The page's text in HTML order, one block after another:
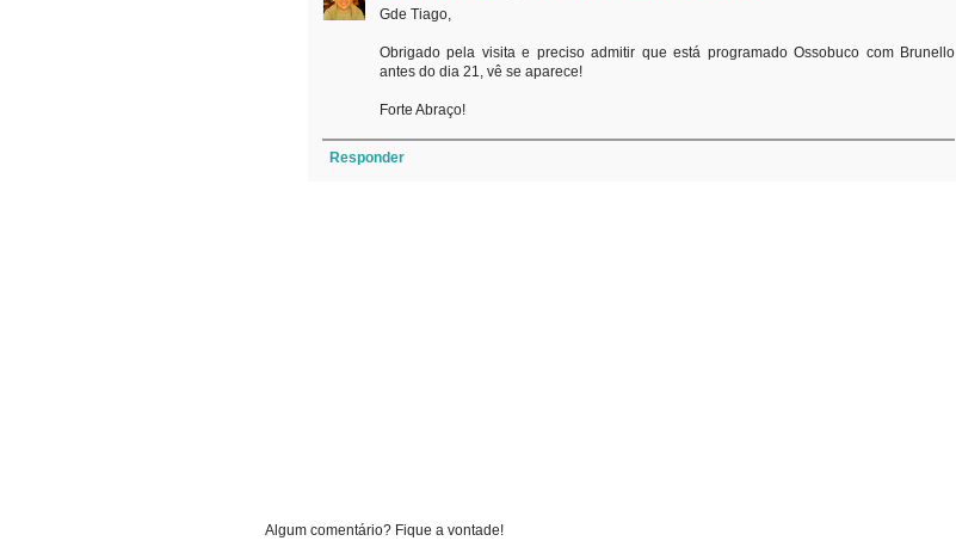
Gde Tiago,
Obrigado pela visita e preciso admitir que está programado Ossobuco com Brunello
antes do dia 21, vê se aparece!
Forte Abraço!
Responder
Algum comentário? Fique a vontade!